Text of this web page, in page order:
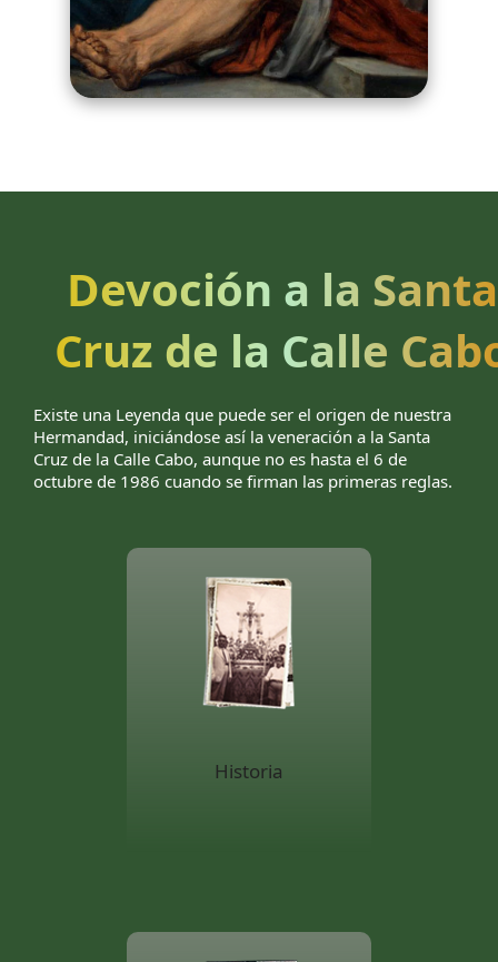
Devoción a la Santa
Cruz de la Calle
Existe una Leyenda que puede ser el origen de nuestra
Hermandad, iniciándose así la veneración a la Santa
Cruz de la Calle Cabo, aunque no es hasta el 6 de
octubre de 1986 cuando se firman las primeras reglas.
Historia